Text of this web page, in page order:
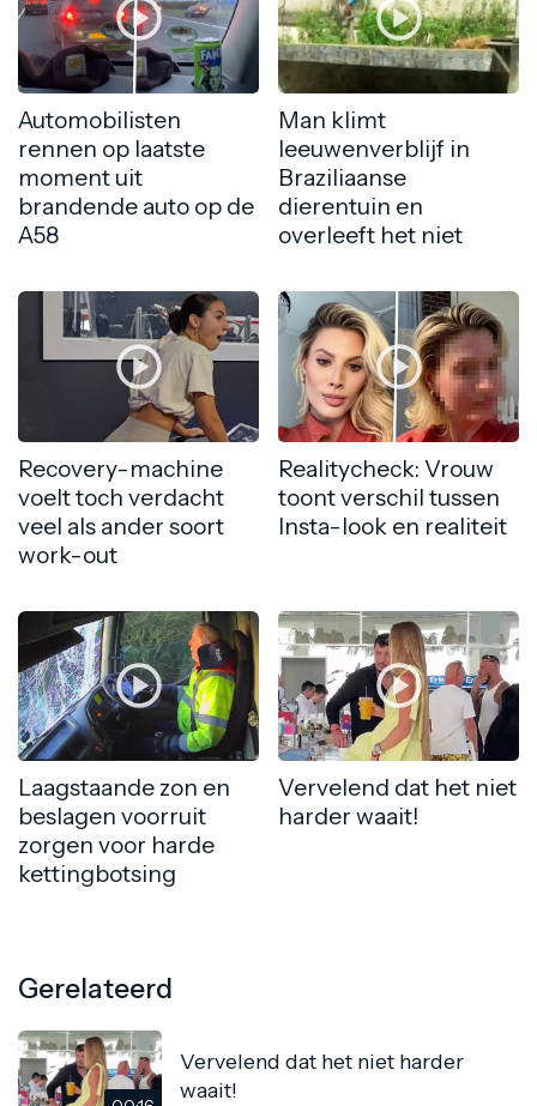
Automobilisten
rennen op laatste
moment uit
brandende auto op de
A58
Man klimt
leeuwenverblijf in
Braziliaanse
dierentuin en
overleeft het niet
Recovery-machine
voelt toch verdacht
veel als ander soort
work-out
Realitycheck: Vrouw
toont verschil tussen
Insta-look en realiteit
Laagstaande zon en
beslagen voorruit
zorgen voor harde
kettingbotsing
Vervelend dat het niet
harder waait!
Gerelateerd
Vervelend dat het niet harder
waait!